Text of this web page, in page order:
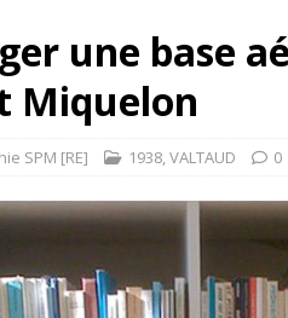
une base
Miquelon
SPM [RE] 1938,VALTAUD 0